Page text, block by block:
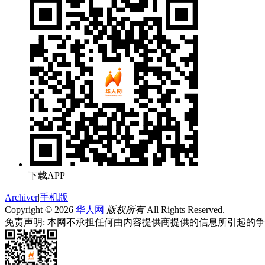
下载APP
Archiver|手机版
Copyright © 2026 华人网 版权所有All Rights Reserved.
免责声明: 本网不承担任何由内容提供商提供的信息所引起的争